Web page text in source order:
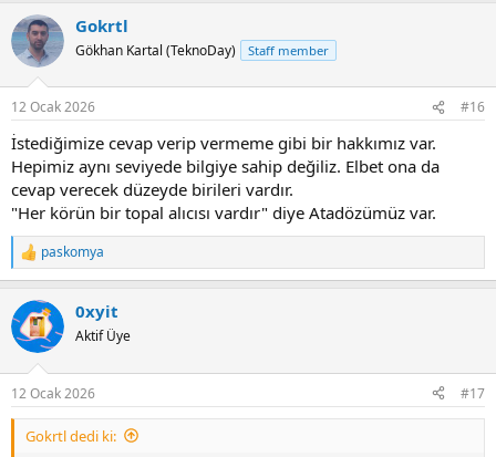
Gokrtl
Gökhan Kartal (TeknoDay) Staff member
12 Ocak 2026 #16
İstediğimize cevap verip vermeme gibi bir hakkımız var.
Hepimiz aynı seviyede bilgiye sahip değiliz. Elbet ona da
cevap verecek düzeyde birileri vardır.
"Her körün bir topal alıcısı vardır" diye Atadözümüz var.
R
e
c
t
i
s
:
paskomya
0xyit
Aktif Üye
12 Ocak 2026 #17
Gokrtl dedi ki: